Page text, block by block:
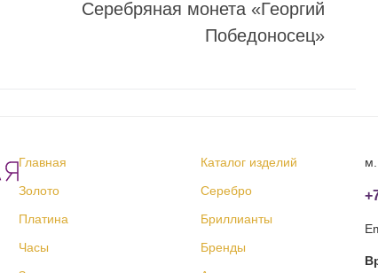
Серебряная монета «Георгий
Победоносец»
Главная
Каталог изделий
Золото
Серебро
Платина
Бриллианты
Часы
Бренды